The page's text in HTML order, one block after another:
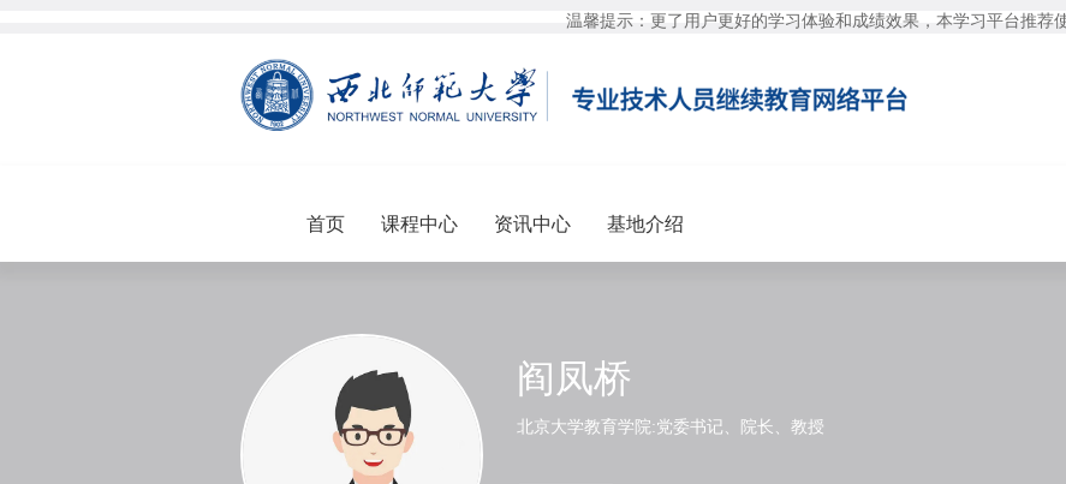
温馨提示：更了用户更好的学习体验和成绩效果，本学习平台推荐
首页 课程中心 资讯中心 基地介绍
阎凤桥
北京大学教育学院:党委书记、院长、教授